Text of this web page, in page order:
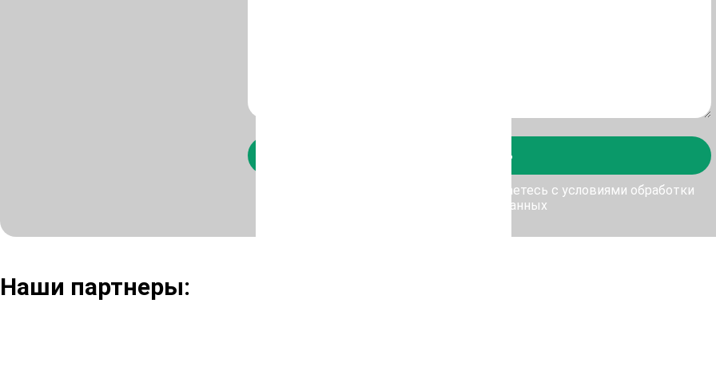
Отправить
Нажимая кнопку Отправить, Вы соглашаетесь с условиями обработки
персональных данных
Наши партнеры: